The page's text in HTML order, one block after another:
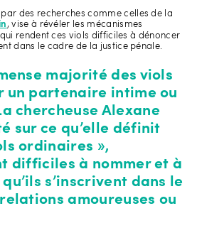
des recherches comme celles de la
, vise à révéler les mécanismes
rendent ces viols difficiles à dénoncer
dans le cadre de la justice pénale.
majorité des viols
un partenaire intime ou
chercheuse Alexane
sur ce qu’elle définit
ordinaires »,
difficiles à nommer et à
s’inscrivent dans le
amoureuses ou